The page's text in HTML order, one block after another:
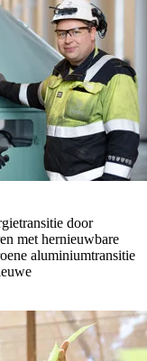
door
met hernieuwbare
aluminiumtransitie